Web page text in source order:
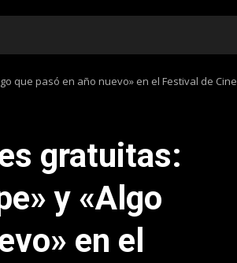
que pasó en año nuevo» en el Festival de Cine
gratuitas:
y «Algo
en el